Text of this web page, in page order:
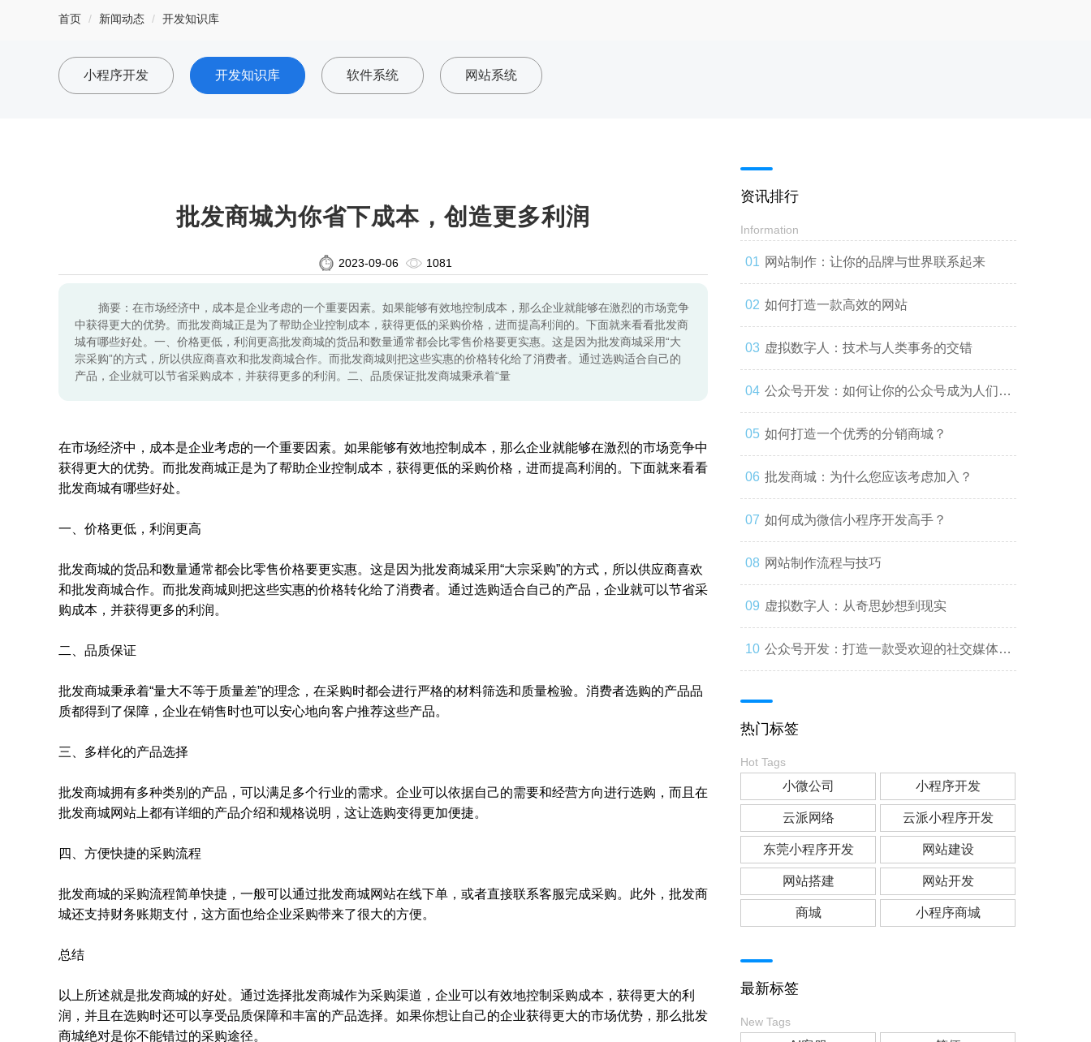
首页 新闻动态 开发知识库
小程序开发 开发知识库 软件系统 网站系统
批发商城为你省下成本，创造更多利润
2023-09-06 1081
摘要：在市场经济中，成本是企业考虑的一个重要因素。如果能够有效地控制成本，那么企业就能够在激烈的市场竞争
中获得更大的优势。而批发商城正是为了帮助企业控制成本，获得更低的采购价格，进而提高利润的。下面就来看看批发商
城有哪些好处。一、价格更低，利润更高批发商城的货品和数量通常都会比零售价格要更实惠。这是因为批发商城采用“大
宗采购”的方式，所以供应商喜欢和批发商城合作。而批发商城则把这些实惠的价格转化给了消费者。通过选购适合自己的
产品，企业就可以节省采购成本，并获得更多的利润。二、品质保证批发商城秉承着“量
在市场经济中，成本是企业考虑的一个重要因素。如果能够有效地控制成本，那么企业就能够在激烈的市场竞争中
获得更大的优势。而批发商城正是为了帮助企业控制成本，获得更低的采购价格，进而提高利润的。下面就来看看
批发商城有哪些好处。
一、价格更低，利润更高
批发商城的货品和数量通常都会比零售价格要更实惠。这是因为批发商城采用“大宗采购”的方式，所以供应商喜欢
和批发商城合作。而批发商城则把这些实惠的价格转化给了消费者。通过选购适合自己的产品，企业就可以节省采
购成本，并获得更多的利润。
二、品质保证
批发商城秉承着“量大不等于质量差”的理念，在采购时都会进行严格的材料筛选和质量检验。消费者选购的产品品
质都得到了保障，企业在销售时也可以安心地向客户推荐这些产品。
三、多样化的产品选择
批发商城拥有多种类别的产品，可以满足多个行业的需求。企业可以依据自己的需要和经营方向进行选购，而且在
批发商城网站上都有详细的产品介绍和规格说明，这让选购变得更加便捷。
四、方便快捷的采购流程
批发商城的采购流程简单快捷，一般可以通过批发商城网站在线下单，或者直接联系客服完成采购。此外，批发商
城还支持财务账期支付，这方面也给企业采购带来了很大的方便。
总结
以上所述就是批发商城的好处。通过选择批发商城作为采购渠道，企业可以有效地控制采购成本，获得更大的利
润，并且在选购时还可以享受品质保障和丰富的产品选择。如果你想让自己的企业获得更大的市场优势，那么批发
商城绝对是你不能错过的采购途径。
资讯排行
Information
网站制作：让你的品牌与世界联系起来
如何打造一款高效的网站
虚拟数字人：技术与人类事务的交错
公众号开发：如何让你的公众号成为人们心
中的第一选择
如何打造一个优秀的分销商城？
批发商城：为什么您应该考虑加入？
如何成为微信小程序开发高手？
网站制作流程与技巧
虚拟数字人：从奇思妙想到现实
公众号开发：打造一款受欢迎的社交媒体应
热门标签
Hot Tags
小微公司 小程序开发
云派网络 云派小程序开发
东莞小程序开发 网站建设
网站搭建 网站开发
商城 小程序商城
最新标签
New Tags